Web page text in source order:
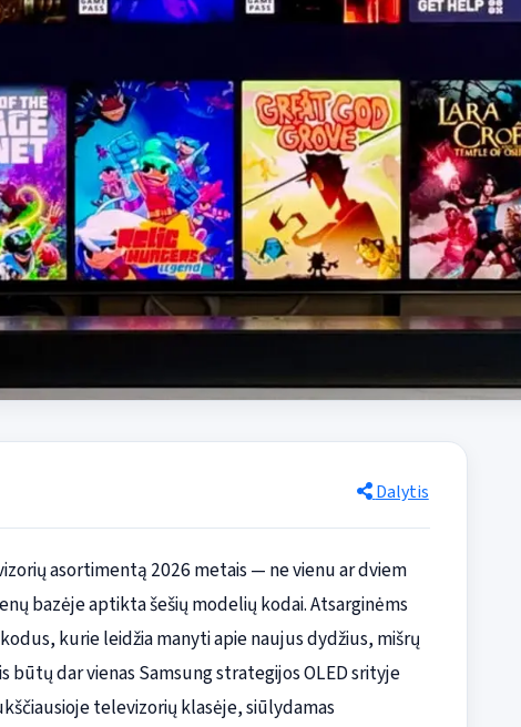
Dalytis
asortimentą 2026 metais — ne vienu ar dviem
bazėje aptikta šešių modelių kodai. Atsarginėms
kurie leidžia manyti apie naujus dydžius, mišrų
dar vienas Samsung strategijos OLED srityje
televizorių klasėje, siūlydamas